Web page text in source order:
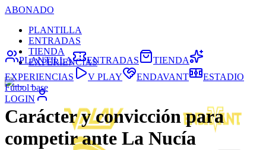
ABONADO
PLANTILLA
ENTRADAS
TIENDA
EXPERIENCIAS
LOGIN
PLANTILLA ENTRADAS
TIENDA
EXPERIENCIAS
V PLAY ENDAVANT
ESTADIO
Fútbol base
Carácter y convicción para
competir ante La Nucía